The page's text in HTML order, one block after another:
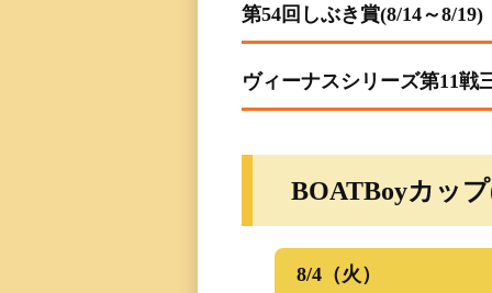
出走表・前日予想
モーター抽選結果・
前検タイムランキン
得点率ランキング
第54回しぶき賞(8/14～8/19)
ヴィーナスシリーズ第11戦
BOATBoyカッ
8/4（火）